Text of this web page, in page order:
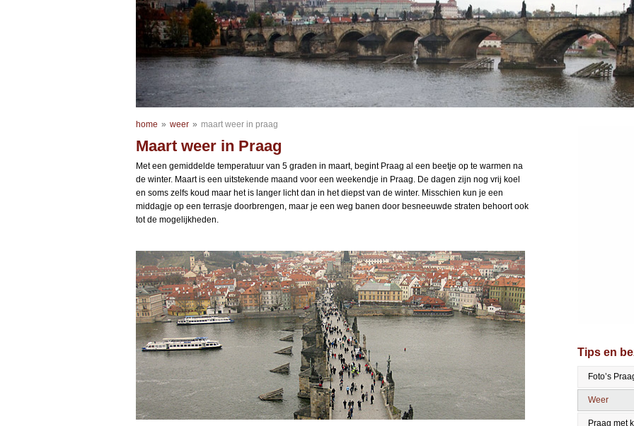
home » weer » maart weer in praag
Maart weer in Praag
Met een gemiddelde temperatuur van 5 graden in maart, begint Praag al een beetje op te warmen na
de winter. Maart is een uitstekende maand voor een weekendje in Praag. De dagen zijn nog vrij koel
en soms zelfs koud maar het is langer licht dan in het diepst van de winter. Misschien kun je een
middagje op een terrasje doorbrengen, maar je een weg banen door besneeuwde straten behoort ook
tot de mogelijkheden.
Tips en
Foto’s
Weer
Praag met